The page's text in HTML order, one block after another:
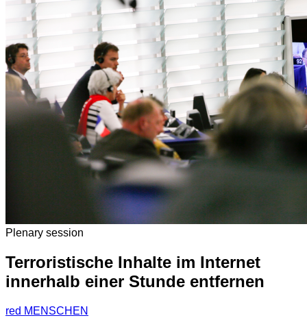
Plenary session
Terroristische Inhalte im Internet
innerhalb einer Stunde entfernen
red MENSCHEN